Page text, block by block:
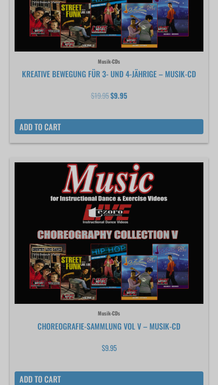
Musik-CDs
KREATIVE BEWEGUNG FÜR 3- UND 4-JÄHRIGE – MUSIK-CD
$19.95$9.95
ADD TO CART
Musik-CDs
CHOREOGRAFIE-SAMMLUNG VOL V – MUSIK-CD
$9.95
ADD TO CART